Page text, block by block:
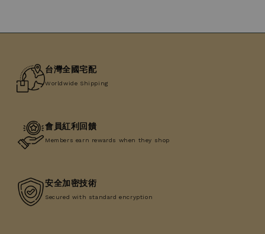
台灣全國宅配
Worldwide Shipping
會員紅利回饋
Members earn rewards when they shop
安全加密技術
Secured with standard encryption